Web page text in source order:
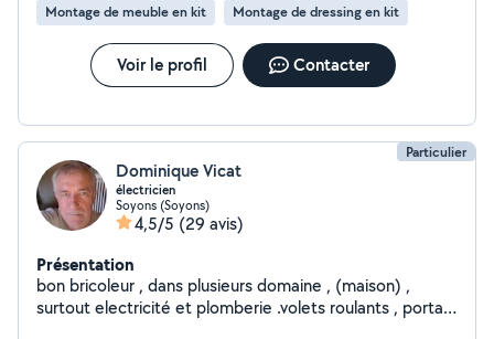
Montage de meuble en kit Montage de dressing en kit
Voir le profil Contacter
Particulier
Dominique Vicat
électricien
Soyons (Soyons)
4,5/5 (29 avis)
Présentation
bon bricoleur , dans plusieurs domaine , (maison) ,
surtout electricité et plomberie .volets roulants , portail